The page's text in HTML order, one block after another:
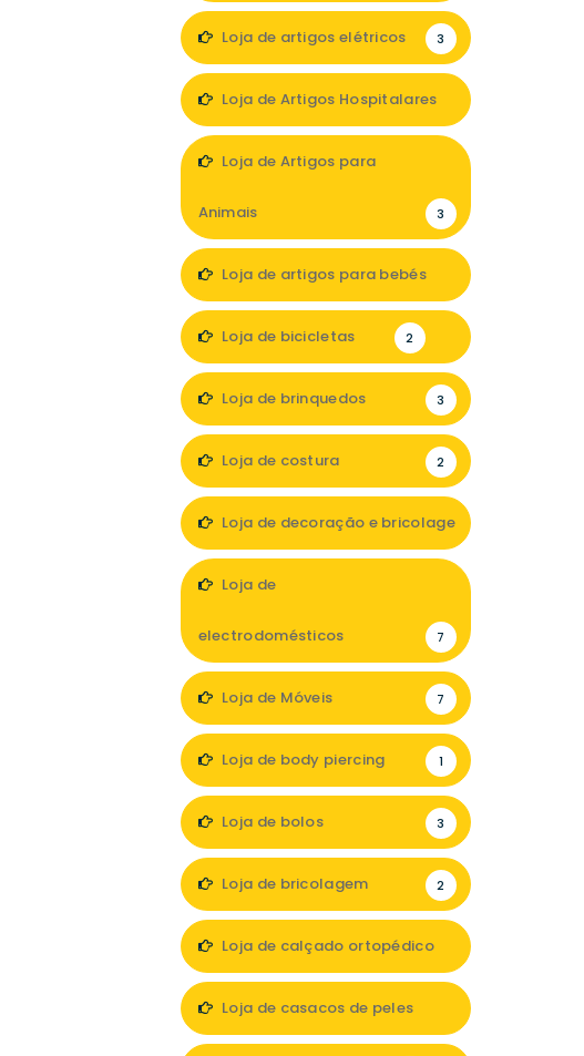
Loja de artigos elétricos 3
Loja de Artigos Hospitalares
Loja de Artigos para
Animais 3
Loja de artigos para bebés
Loja de bicicletas 2
Loja de brinquedos 3
Loja de costura 2
Loja de decoração e bricolage
Loja de
electrodomésticos 7
Loja de Móveis 7
Loja de body piercing 1
Loja de bolos 3
Loja de bricolagem 2
Loja de calçado ortopédico
Loja de casacos de peles